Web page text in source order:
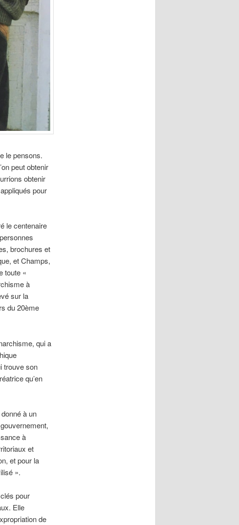
le pensons.
peut obtenir
obtenir
pour
le centenaire
brochures et
et Champs,
toute «
à
sur la
du 20ème
qui a
trouve son
qu’en
à un
à
et
et pour la
».
pour
Elle
de